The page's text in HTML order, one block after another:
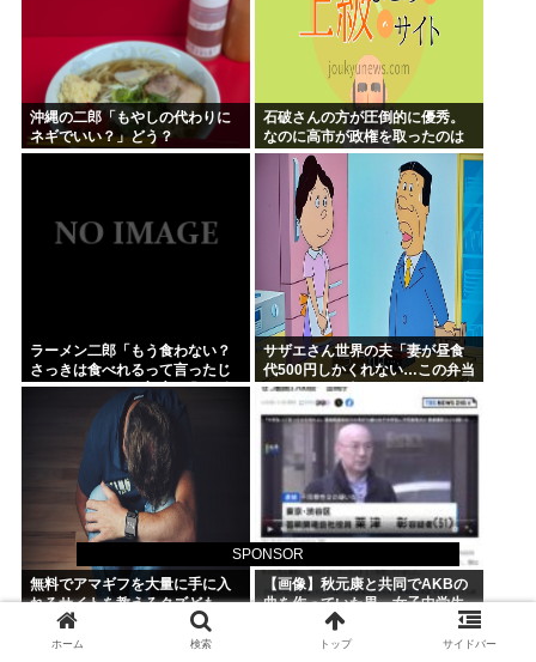
SPONSOR
沖縄の二郎「もやしの代わりに
ネギでいい？」どう？
石破さんの方が圧倒的に優秀。
なのに高市が政権を取ったのは
おかしい
ラーメン二郎「もう食わない？
さっきは食べれるって言ったじ
ゃねーか！」（ヽ´ん`）「」 反
論できる？
サザエさん世界の夫「妻が昼食
代500円しかくれない…この弁当
屋、500円で売っている！その上
店員さんも美人だ！毎日行こ
う！」
無料でアマギフを大量に手に入
れるサイトを教えろクズども
【画像】秋元康と共同でAKBの
曲を作っていた男、女子中学生
達と撮影した1700点のAVをネッ
トで販売していたwww
ホーム 検索 トップ サイドバー